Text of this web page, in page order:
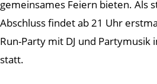
gemeinsames Feiern bieten. Als
Abschluss findet ab 21 Uhr
Run-Party mit DJ und Partymusik
statt.